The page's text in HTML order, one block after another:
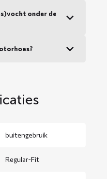
onder de
buitengebruik
Regular-Fit